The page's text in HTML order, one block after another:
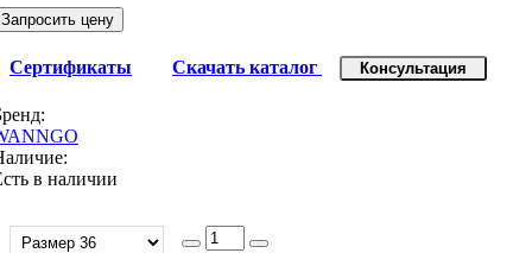
Запросить цену
Сертификаты Скачать каталог Консультация
в наличии